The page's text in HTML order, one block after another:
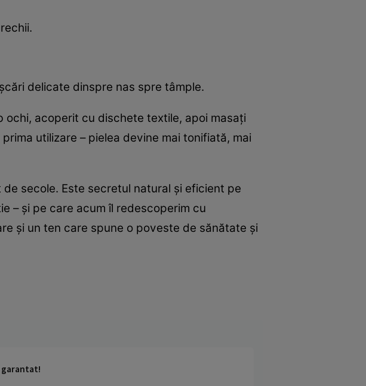
delicate dinspre nas spre tâmple.
acoperit cu dischete textile, apoi masați
utilizare – pielea devine mai tonifiată, mai
secole. Este secretul natural și eficient pe
– și pe care acum îl redescoperim cu
și un ten care spune o poveste de sănătate și
garantat!